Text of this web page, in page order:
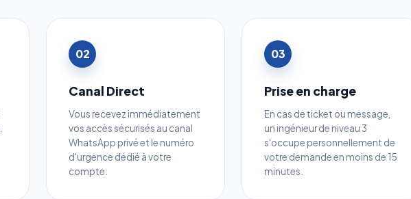
02
Canal Direct
Vous recevez immédiatement
vos accès sécurisés au canal
WhatsApp privé et le numéro
d'urgence dédié à votre
compte.
03
Prise en charge
En cas de ticket ou message,
un ingénieur de niveau 3
s'occupe personnellement de
votre demande en moins de 15
minutes.